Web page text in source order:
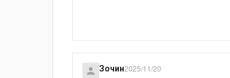
Зочин2025/11/20